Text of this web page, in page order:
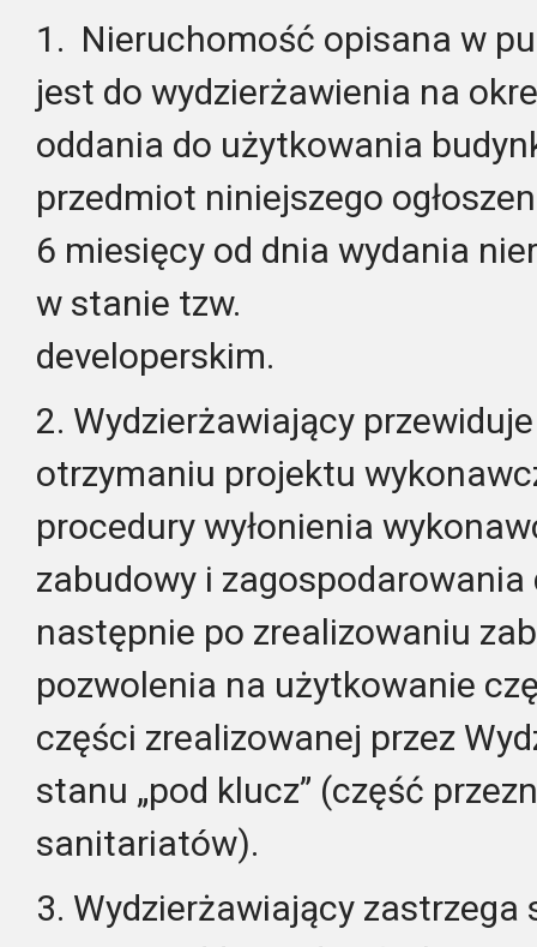
1. Nieruchomość opisana w
jest do wydzierżawienia na
oddania do użytkowania
przedmiot niniejszego
6 miesięcy od dnia wydania
w stanie tzw.
developerskim.
2. Wydzierżawiający
otrzymaniu projektu
procedury wyłonienia
zabudowy i zagospodarowania
następnie po zrealizowaniu
pozwolenia na użytkowanie
części zrealizowanej przez
stanu „pod klucz” (część
sanitariatów).
3. Wydzierżawiający zastrzega